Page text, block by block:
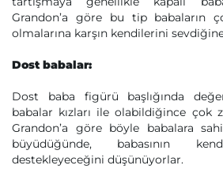
Grandon’a göre bu tip babaların
olmalarına karşın kendilerini
Dost babalar:
Dost baba figürü başlığında
babalar kızları ile olabildiğince çok
Grandon’a göre böyle babalara
büyüdüğünde, babasının
destekleyeceğini düşünüyorlar.